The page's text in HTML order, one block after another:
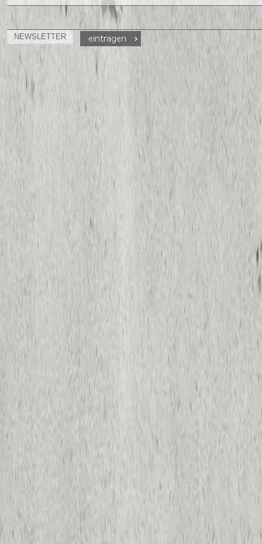
NEWSLETTER